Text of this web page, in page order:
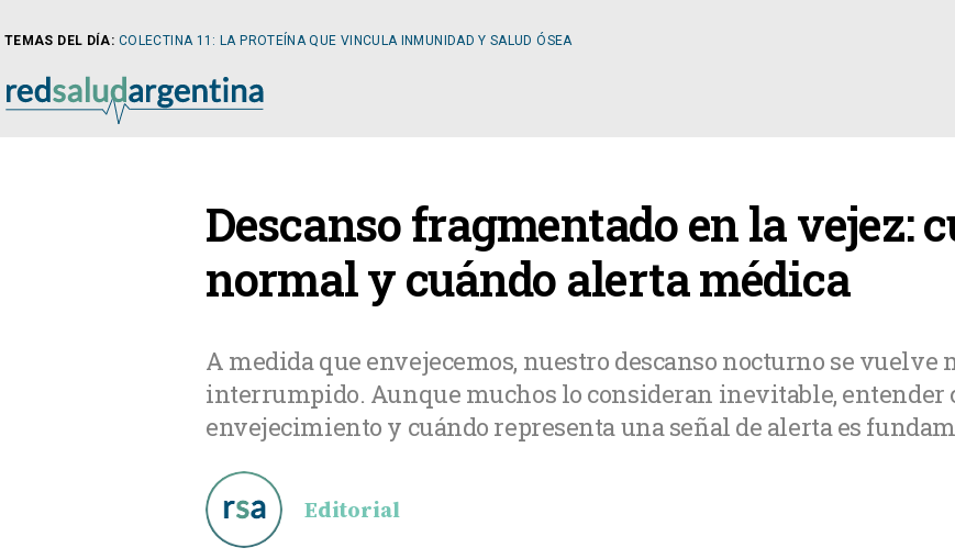
TEMAS DEL DÍA: COLECTINA 11: LA PROTEÍNA QUE VINCULA INMUNIDAD Y SALUD ÓSEA
CARDIOLOGÍA CIRUGÍA GENERAL
DIABETOLOGÍA
Descanso fragmentado en la vejez:
normal y cuándo alerta médica
A medida que envejecemos, nuestro descanso nocturno se vuelve
interrumpido. Aunque muchos lo consideran inevitable, entender
envejecimiento y cuándo representa una señal de alerta es
Editorial